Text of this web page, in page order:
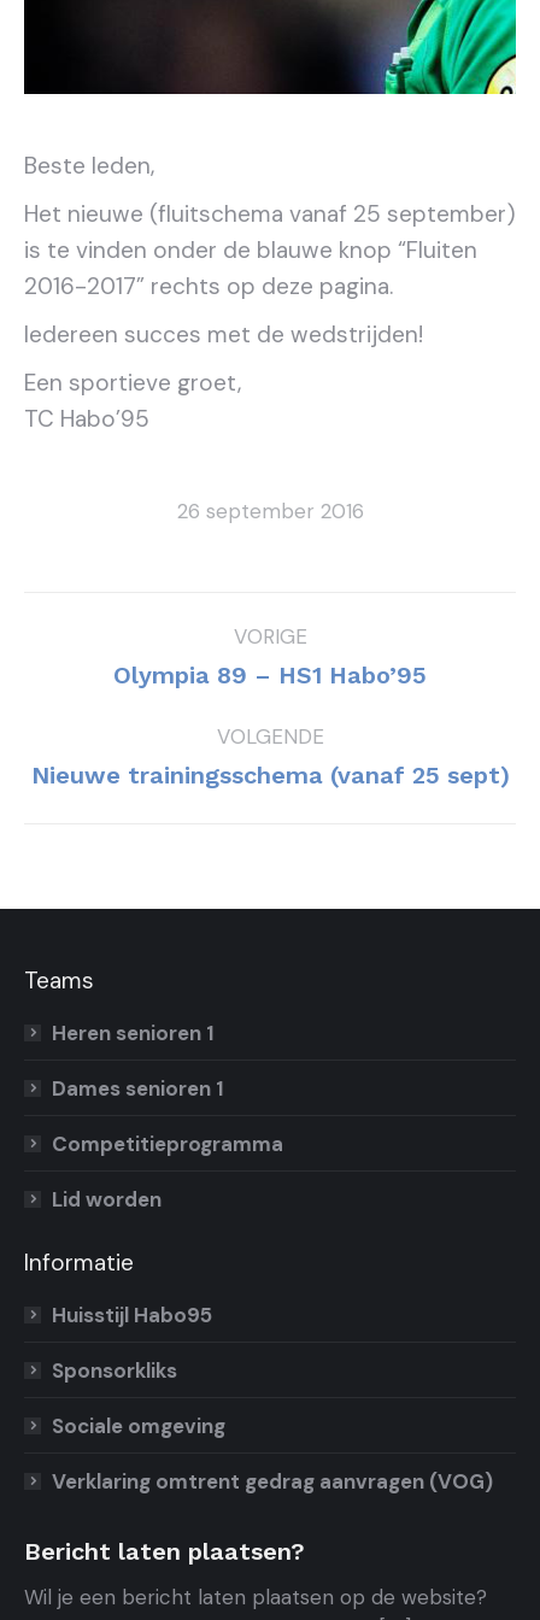
Beste leden,
Het nieuwe (fluitschema vanaf 25 september)
is te vinden onder de blauwe knop “Fluiten
2016-2017” rechts op deze pagina.
Iedereen succes met de wedstrijden!
Een sportieve groet,
TC Habo’95
26 september 2016
navigatie
VORIGE
Vorig
Olympia 89 – HS1 Habo’95
VOLGENDE
Volgend
Nieuwe trainingsschema (vanaf 25 sept)
Teams
Heren senioren 1
Dames senioren 1
Competitieprogramma
Lid worden
Informatie
Huisstijl Habo95
Sponsorkliks
Sociale omgeving
Verklaring omtrent gedrag aanvragen (VOG)
Bericht laten plaatsen?
Wil je een bericht laten plaatsen op de website?